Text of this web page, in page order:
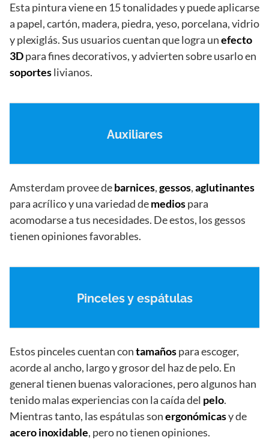
Esta pintura viene en 15 tonalidades y puede aplicarse
a papel, cartón, madera, piedra, yeso, porcelana, vidrio
y plexiglás. Sus usuarios cuentan que logra unefecto
3Dpara fines decorativos, y advierten sobre usarlo en
soporteslivianos.
Auxiliares
Amsterdam provee debarnices,gessos,aglutinantes
para acrílico y una variedad demediospara
acomodarse a tus necesidades. De estos, los gessos
tienen opiniones favorables.
Pinceles y espátulas
Estos pinceles cuentan contamañospara escoger,
acorde al ancho, largo y grosor del haz de pelo. En
general tienen buenas valoraciones, pero algunos han
tenido malas experiencias con la caída del pelo.
Mientras tanto, las espátulas sonergonómicasy de
acero inoxidable, pero no tienen opiniones.